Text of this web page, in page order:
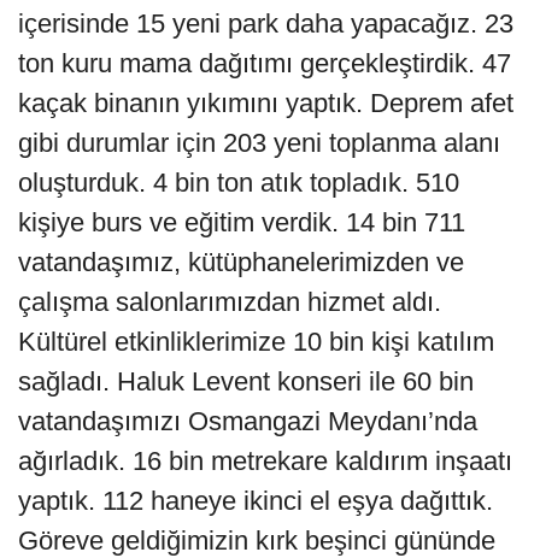
içerisinde 15 yeni park daha yapacağız. 23
ton kuru mama dağıtımı gerçekleştirdik. 47
kaçak binanın yıkımını yaptık. Deprem afet
gibi durumlar için 203 yeni toplanma alanı
oluşturduk. 4 bin ton atık topladık. 510
kişiye burs ve eğitim verdik. 14 bin 711
vatandaşımız, kütüphanelerimizden ve
çalışma salonlarımızdan hizmet aldı.
Kültürel etkinliklerimize 10 bin kişi katılım
sağladı. Haluk Levent konseri ile 60 bin
vatandaşımızı Osmangazi Meydanı’nda
ağırladık. 16 bin metrekare kaldırım inşaatı
yaptık. 112 haneye ikinci el eşya dağıttık.
Göreve geldiğimizin kırk beşinci gününde